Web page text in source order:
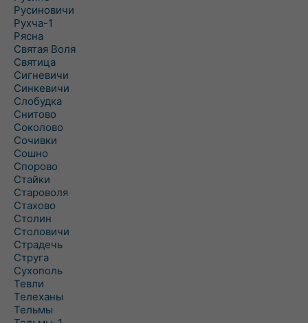
Русиновичи
Рухча-1
Рясна
Святая Воля
Святица
Сигневичи
Синкевичи
Слобудка
Снитово
Соколово
Сочивки
Сошно
Спорово
Стайки
Староволя
Стахово
Столин
Столовичи
Страдечь
Струга
Сухополь
Тевли
Телеханы
Тельмы